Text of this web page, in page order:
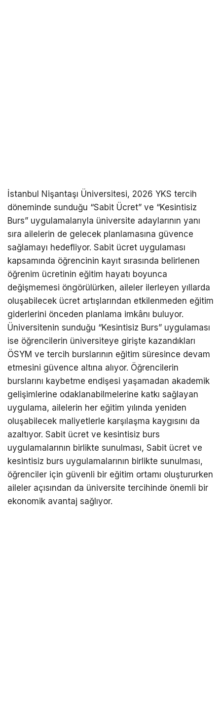
İstanbul Nişantaşı Üniversitesi, 2026 YKS tercih
döneminde sunduğu “Sabit Ücret” ve “Kesintisiz
Burs” uygulamalarıyla üniversite adaylarının yanı
sıra ailelerin de gelecek planlamasına güvence
sağlamayı hedefliyor. Sabit ücret uygulaması
kapsamında öğrencinin kayıt sırasında belirlenen
öğrenim ücretinin eğitim hayatı boyunca
değişmemesi öngörülürken, aileler ilerleyen yıllarda
oluşabilecek ücret artışlarından etkilenmeden eğitim
giderlerini önceden planlama imkânı buluyor.
Üniversitenin sunduğu “Kesintisiz Burs” uygulaması
ise öğrencilerin üniversiteye girişte kazandıkları
ÖSYM ve tercih burslarının eğitim süresince devam
etmesini güvence altına alıyor. Öğrencilerin
burslarını kaybetme endişesi yaşamadan akademik
gelişimlerine odaklanabilmelerine katkı sağlayan
uygulama, ailelerin her eğitim yılında yeniden
oluşabilecek maliyetlerle karşılaşma kaygısını da
azaltıyor. Sabit ücret ve kesintisiz burs
uygulamalarının birlikte sunulması, Sabit ücret ve
kesintisiz burs uygulamalarının birlikte sunulması,
öğrenciler için güvenli bir eğitim ortamı oluştururken
aileler açısından da üniversite tercihinde önemli bir
ekonomik avantaj sağlıyor.